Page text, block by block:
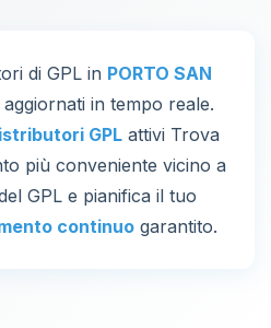
di GPL in PORTO SAN
in tempo reale.
GPL attivi Trova
più conveniente vicino a
GPL e pianifica il tuo
continuo garantito.